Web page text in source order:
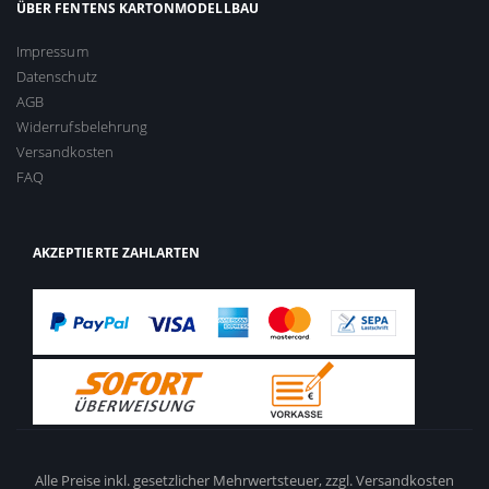
ÜBER FENTENS KARTONMODELLBAU
Impressum
Datenschutz
AGB
Widerrufsbelehrung
Versandkosten
FAQ
AKZEPTIERTE ZAHLARTEN
Alle Preise inkl. gesetzlicher Mehrwertsteuer,zzgl. Versandkosten